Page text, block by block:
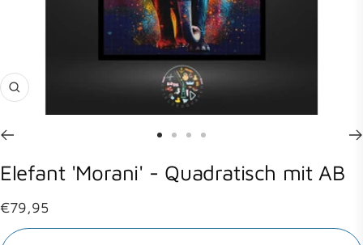
Zoom
SlideSlide
2 3
Slide
4
Elefant 'Morani' - Quadratisch mit AB
Angebotspreis
€79,95